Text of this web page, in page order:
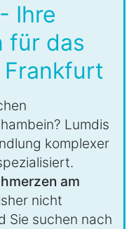
Ihre
für das
Frankfurt
Lumdis
komplexer
am
nicht
Sie suchen nach